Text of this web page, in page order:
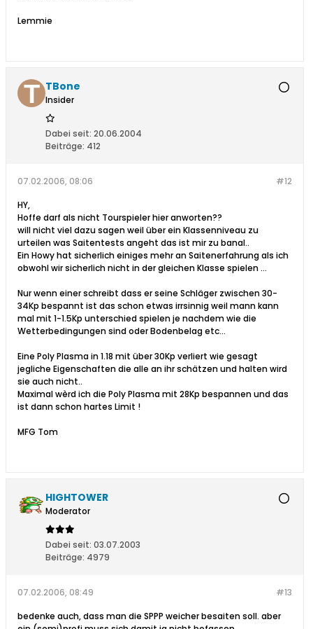
Lemmie
TBone
Insider
Dabei seit: 20.06.2004
Beiträge: 412
#12
07.02.2006, 08:06
HY,
Hoffe darf als nicht Tourspieler hier anworten??
will nicht viel dazu sagen weil über ein Klassenniveau zu
urteilen was Saitentests angeht das ist mir zu banal..
Ein Howy hat sicherlich einiges mehr an Saitenerfahrung als ich
obwohl wir sicherlich nicht in der gleichen Klasse spielen ...
Nur wenn einer schreibt dass er seine Schläger zwischen 30-
34Kp bespannt ist das schon etwas irrsinnig weil mann kann
mal mit 1-1.5Kp unterschied spielen je nachdem wie die
Wetterbedingungen sind oder Bodenbelag etc...
Eine Poly Plasma in 1.18 mit über 30Kp verliert wie gesagt
jegliche Eigenschaften die alle an ihr schätzen und halten wird
sie auch nicht..
Maximal wèrd ich die Poly Plasma mit 28Kp bespannen und das
ist dann schon hartes Limit !
MFG Tom
HIGHTOWER
Moderator
Dabei seit: 03.07.2003
Beiträge: 4979
#13
07.02.2006, 08:49
bedenke auch, dass man die SPPP weicher besaiten soll. aber